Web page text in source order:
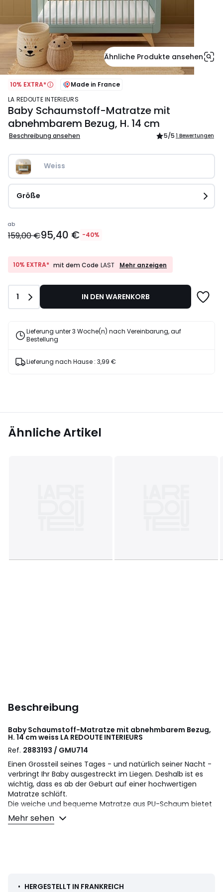
Ähnliche Produkte ansehen
10% EXTRA*
Made in France
LA REDOUTE INTERIEURS
Baby Schaumstoff-Matratze mit
abnehmbarem Bezug, H. 14 cm
Beschreibung ansehen 5/5 1 Bewertungen
Weiss
Größe
Ab
95,40
159,00
40%
Rabatt
angewendet.
ab
159,00 €95,40 € -40%
10% EXTRA* mit dem Code LAST
10%
Code
LAST
Mehr anzeigen
Anzahl
1 IN DEN WARENKORB
Lieferung unter 3 Woche(n) nach Vereinbarung, auf
Bestellung
Lieferung nach Hause : 3,99 €
Ähnliche Artikel
Beschreibung
Baby Schaumstoff-Matratze mit abnehmbarem Bezug,
H. 14 cm weiss LA REDOUTE INTERIEURS
Ref. 2883193 / GMU714
Einen Grossteil seines Tages - und natürlich seiner Nacht -
verbringt Ihr Baby ausgestreckt im Liegen. Deshalb ist es
wichtig, dass es ab der Geburt auf einer hochwertigen
Matratze schläft.
Die weiche und bequeme Matratze aus PU-Schaum bietet
Ihrem Kind erholsamen Schlaf und einen gemütlichen Platz
fürs Nickerchen.
• Oberfläche: Weich
Mehr sehen
• HERGESTELLT IN FRANKREICH